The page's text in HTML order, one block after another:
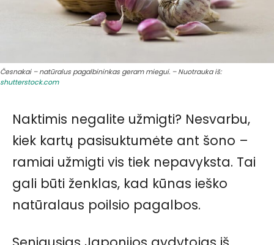
Česnakai – natūralus pagalbininkas geram miegui. – Nuotrauka iš:
shutterstock.com
Naktimis negalite užmigti? Nesvarbu,
kiek kartų pasisuktumėte ant šono –
ramiai užmigti vis tiek nepavyksta. Tai
gali būti ženklas, kad kūnas ieško
natūralaus poilsio pagalbos.